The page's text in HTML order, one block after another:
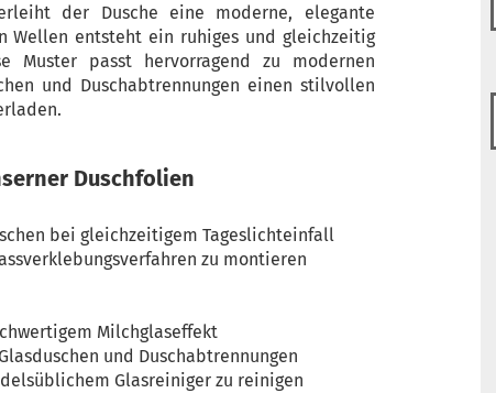
der Dusche eine moderne, elegante
Wellen entsteht ein ruhiges und gleichzeitig
Muster passt hervorragend zu modernen
und Duschabtrennungen einen stilvollen
Duschfolien
bei gleichzeitigem Tageslichteinfall
zu montieren
Milchglaseffekt
und Duschabtrennungen
Glasreiniger zu reinigen